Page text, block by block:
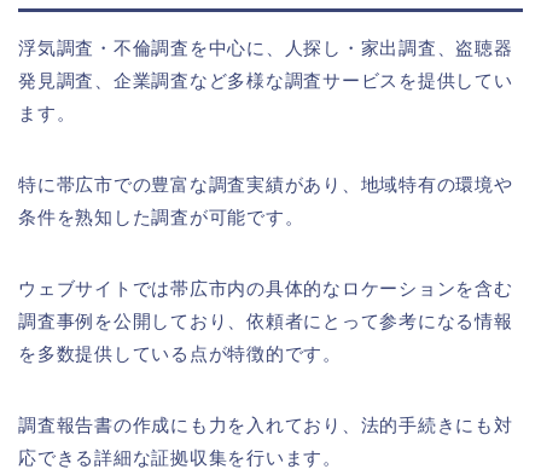
浮気調査・不倫調査を中心に、人探し・家出調査、盗聴器
発見調査、企業調査など多様な調査サービスを提供してい
ます。
特に帯広市での豊富な調査実績があり、地域特有の環境や
条件を熟知した調査が可能です。
ウェブサイトでは帯広市内の具体的なロケーションを含む
調査事例を公開しており、依頼者にとって参考になる情報
を多数提供している点が特徴的です。
調査報告書の作成にも力を入れており、法的手続きにも対
応できる詳細な証拠収集を行います。